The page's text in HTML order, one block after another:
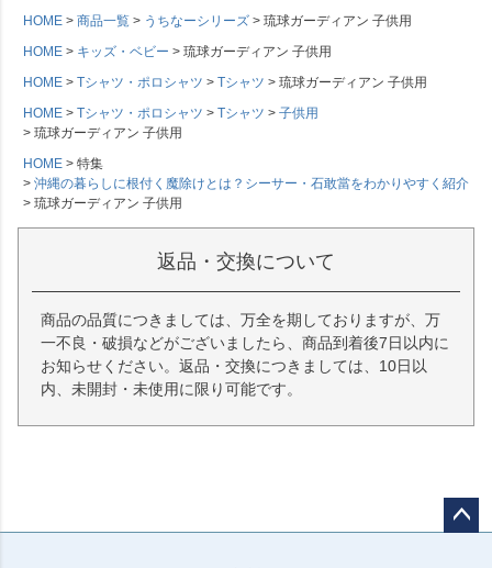
HOME 商品一覧 うちなーシリーズ
琉球ガーディアン 子供用
HOME
キッズ・ベビー
琉球ガーディアン 子供用
HOME
Tシャツ・ポロシャツ Tシャツ
琉球ガーディアン 子供用
HOME
Tシャツ・ポロシャツ Tシャツ
子供用
琉球ガーディアン 子供用
HOME
特集
沖縄の暮らしに根付く魔除けとは？シーサー・石敢當をわかりやすく紹介
琉球ガーディアン 子供用
返品・交換について
商品の品質につきましては、万全を期しておりますが、万
一不良・破損などがございましたら、商品到着後7日以内に
お知らせください。返品・交換につきましては、10日以
内、未開封・未使用に限り可能です。